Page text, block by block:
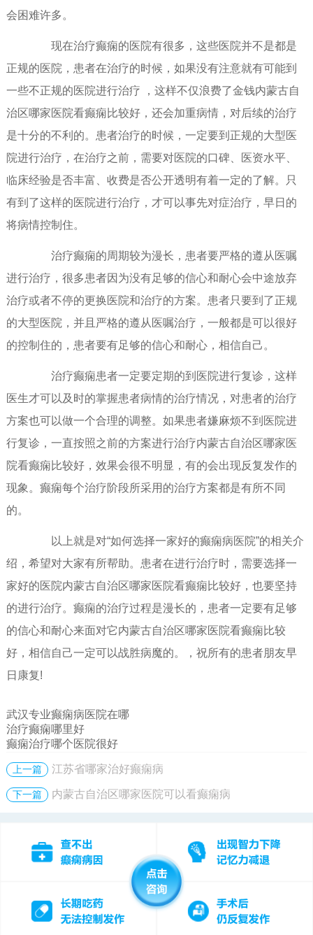
会困难许多。
现在治疗癫痫的医院有很多，这些医院并不是都是
正规的医院，患者在治疗的时候，如果没有注意就有可能到
一些不正规的医院进行治疗 ，这样不仅浪费了金钱内蒙古自
治区哪家医院看癫痫比较好，还会加重病情，对后续的治疗
是十分的不利的。患者治疗的时候，一定要到正规的大型医
院进行治疗，在治疗之前，需要对医院的口碑、医资水平、
临床经验是否丰富、收费是否公开透明有着一定的了解。只
有到了这样的医院进行治疗，才可以事先对症治疗，早日的
将病情控制住。
治疗癫痫的周期较为漫长，患者要严格的遵从医嘱
进行治疗，很多患者因为没有足够的信心和耐心会中途放弃
治疗或者不停的更换医院和治疗的方案。患者只要到了正规
的大型医院，并且严格的遵从医嘱治疗，一般都是可以很好
的控制住的，患者要有足够的信心和耐心，相信自己。
治疗癫痫患者一定要定期的到医院进行复诊，这样
医生才可以及时的掌握患者病情的治疗情况，对患者的治疗
方案也可以做一个合理的调整。如果患者嫌麻烦不到医院进
行复诊，一直按照之前的方案进行治疗内蒙古自治区哪家医
院看癫痫比较好，效果会很不明显，有的会出现反复发作的
现象。癫痫每个治疗阶段所采用的治疗方案都是有所不同
的。
以上就是对“如何选择一家好的癫痫病医院”的相关介
绍，希望对大家有所帮助。患者在进行治疗时，需要选择一
家好的医院内蒙古自治区哪家医院看癫痫比较好，也要坚持
的进行治疗。癫痫的治疗过程是漫长的，患者一定要有足够
的信心和耐心来面对它内蒙古自治区哪家医院看癫痫比较
好，相信自己一定可以战胜病魔的。，祝所有的患者朋友早
日康复!
武汉专业癫痫病医院在哪
治疗癫痫哪里好
癫痫治疗哪个医院很好
上一篇 江苏省哪家治好癫痫病
下一篇 内蒙古自治区哪家医院可以看癫痫病